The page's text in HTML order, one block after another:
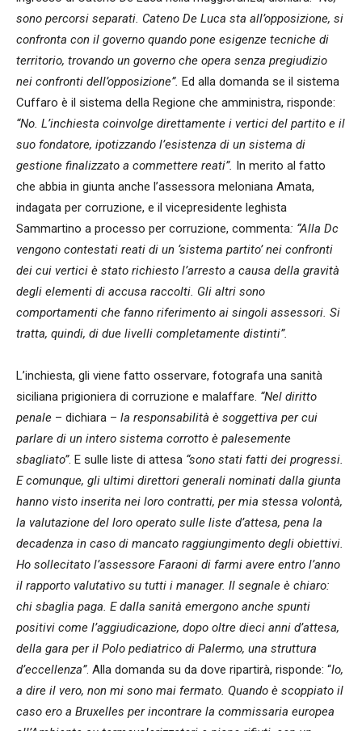
sono percorsi separati. Cateno De Luca sta all’opposizione, si
confronta con il governo quando pone esigenze tecniche di
territorio, trovando un governo che opera senza pregiudizio
nei confronti dell’opposizione”. Ed alla domanda se il sistema
Cuffaro è il sistema della Regione che amministra, risponde:
“No. L’inchiesta coinvolge direttamente i vertici del partito e il
suo fondatore, ipotizzando l’esistenza di un sistema di
gestione finalizzato a commettere reati”. In merito al fatto
che abbia in giunta anche l’assessora meloniana Amata,
indagata per corruzione, e il vicepresidente leghista
Sammartino a processo per corruzione, commenta: “Alla Dc
vengono contestati reati di un ‘sistema partito’ nei confronti
dei cui vertici è stato richiesto l’arresto a causa della gravità
degli elementi di accusa raccolti. Gli altri sono
comportamenti che fanno riferimento ai singoli assessori. Si
tratta, quindi, di due livelli completamente distinti”.
L’inchiesta, gli viene fatto osservare, fotografa una sanità
siciliana prigioniera di corruzione e malaffare. “Nel diritto
penale – dichiara – la responsabilità è soggettiva per cui
parlare di un intero sistema corrotto è palesemente
sbagliato”. E sulle liste di attesa “sono stati fatti dei progressi.
E comunque, gli ultimi direttori generali nominati dalla giunta
hanno visto inserita nei loro contratti, per mia stessa volontà,
la valutazione del loro operato sulle liste d’attesa, pena la
decadenza in caso di mancato raggiungimento degli obiettivi.
Ho sollecitato l’assessore Faraoni di farmi avere entro l’anno
il rapporto valutativo su tutti i manager. Il segnale è chiaro:
chi sbaglia paga. E dalla sanità emergono anche spunti
positivi come l’aggiudicazione, dopo oltre dieci anni d’attesa,
della gara per il Polo pediatrico di Palermo, una struttura
d’eccellenza”. Alla domanda su da dove ripartirà, risponde: “Io,
a dire il vero, non mi sono mai fermato. Quando è scoppiato il
caso ero a Bruxelles per incontrare la commissaria europea